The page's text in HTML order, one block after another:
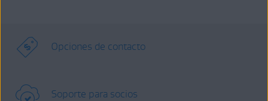
Opciones de contacto
Soporte para socios